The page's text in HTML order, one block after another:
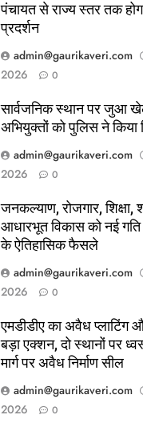
पंचायत से राज्य स्तर तक
प्रदर्शन
admin@gaurikaveri.com
2026
0
सार्वजनिक स्थान पर जुआ
अभियुक्तों को पुलिस ने किया
admin@gaurikaveri.com
2026
0
जनकल्याण, रोजगार,
आधारभूत विकास को नई गति
के ऐतिहासिक फैसले
admin@gaurikaveri.com
2026
0
एमडीडीए का अवैध प्लाटिंग
बड़ा एक्शन, दो स्थानों पर
मार्ग पर अवैध निर्माण सील
admin@gaurikaveri.com
2026
0